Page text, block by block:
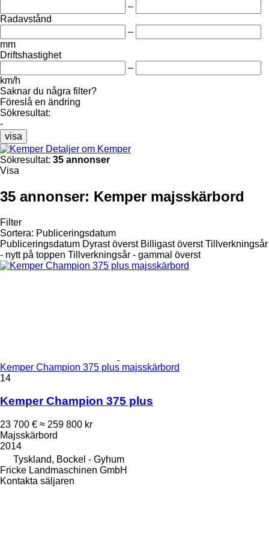
–
Radavstånd
–
mm
Driftshastighet
–
km/h
Saknar du några filter?
Föreslå en ändring
Sökresultat:
-
visa
Detaljer om Kemper
Sökresultat: 35 annonser
Visa
35 annonser: Kemper majsskärbord
Filter
Sortera: Publiceringsdatum
Publiceringsdatum Dyrast överst Billigast överst Tillverkningsår
- nytt på toppen Tillverkningsår - gammal överst
Kemper Champion 375 plus majsskärbord
14
Kemper Champion 375 plus
23 700 € ≈ 259 800 kr
Majsskärbord
2014
Tyskland, Bockel - Gyhum
Fricke Landmaschinen GmbH
Kontakta säljaren